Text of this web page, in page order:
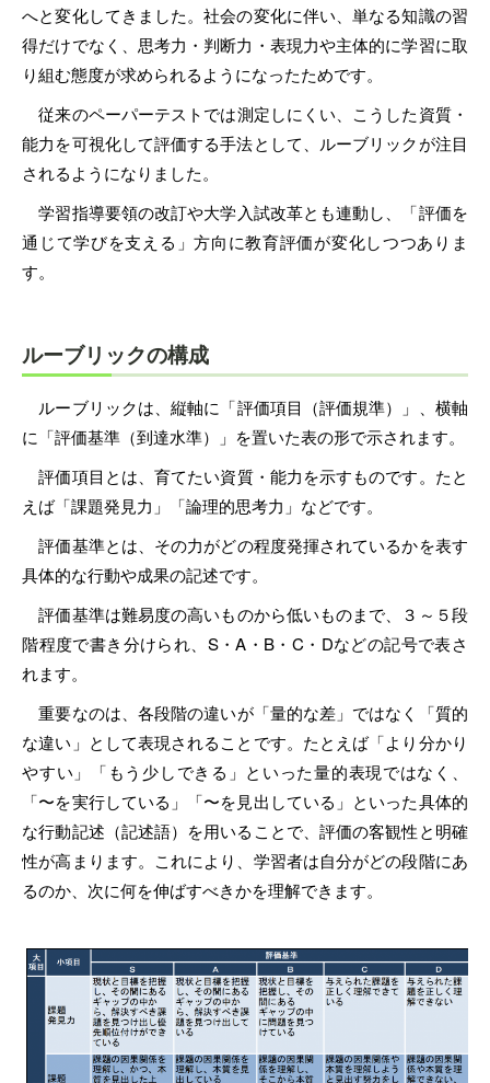
へと変化してきました。社会の変化に伴い、単なる知識の習
得だけでなく、思考力・判断力・表現力や主体的に学習に取
り組む態度が求められるようになったためです。
従来のペーパーテストでは測定しにくい、こうした資質・
能力を可視化して評価する手法として、ルーブリックが注目
されるようになりました。
学習指導要領の改訂や大学入試改革とも連動し、「評価を
通じて学びを支える」方向に教育評価が変化しつつありま
す。
ルーブリックの構成
ルーブリックは、縦軸に「評価項目（評価規準）」、横軸
に「評価基準（到達水準）」を置いた表の形で示されます。
評価項目とは、育てたい資質・能力を示すものです。たと
えば「課題発見力」「論理的思考力」などです。
評価基準とは、その力がどの程度発揮されているかを表す
具体的な行動や成果の記述です。
評価基準は難易度の高いものから低いものまで、３～５段
階程度で書き分けられ、S・A・B・C・Dなどの記号で表さ
れます。
重要なのは、各段階の違いが「量的な差」ではなく「質的
な違い」として表現されることです。たとえば「より分かり
やすい」「もう少しできる」といった量的表現ではなく、
「〜を実行している」「〜を見出している」といった具体的
な行動記述（記述語）を用いることで、評価の客観性と明確
性が高まります。これにより、学習者は自分がどの段階にあ
るのか、次に何を伸ばすべきかを理解できます。